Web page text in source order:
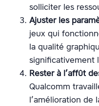
solliciter les
Ajuster les
jeux qui
la qualité
significativement
Rester à l’affût
Qualcomm
l’amélioration de